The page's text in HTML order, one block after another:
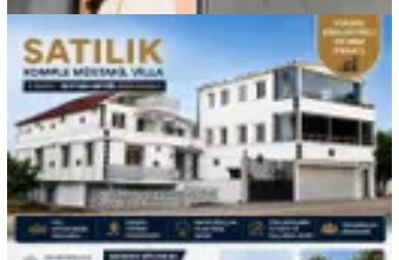
Kira Getisi Yüksek 5 Adet Daire Ve 2
Adet İşyeri Komple Satılık Bina
Yüreğir, Seyhan Mahallesi
3+1
·462 m²·06.08.2026
22.000.000 ₺
SAYMAX GAYRİMENKULTurgut SAYILKAN